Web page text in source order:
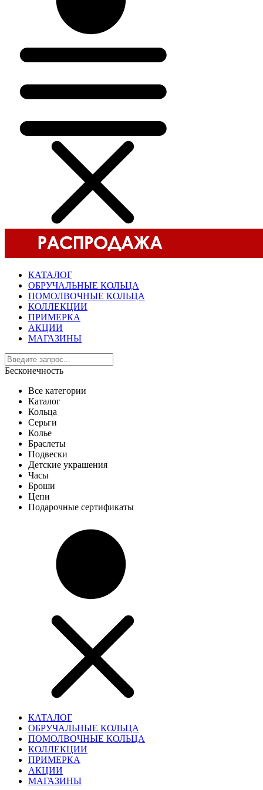
КАТАЛОГ
ОБРУЧАЛЬНЫЕ КОЛЬЦА
ПОМОЛВОЧНЫЕ КОЛЬЦА
КОЛЛЕКЦИИ
ПРИМЕРКА
АКЦИИ
МАГАЗИНЫ
Бесконечность
Все категории
Каталог
Кольца
Серьги
Колье
Браслеты
Подвески
Детские украшения
Часы
Броши
Цепи
Подарочные сертификаты
КАТАЛОГ
ОБРУЧАЛЬНЫЕ КОЛЬЦА
ПОМОЛВОЧНЫЕ КОЛЬЦА
КОЛЛЕКЦИИ
ПРИМЕРКА
АКЦИИ
МАГАЗИНЫ